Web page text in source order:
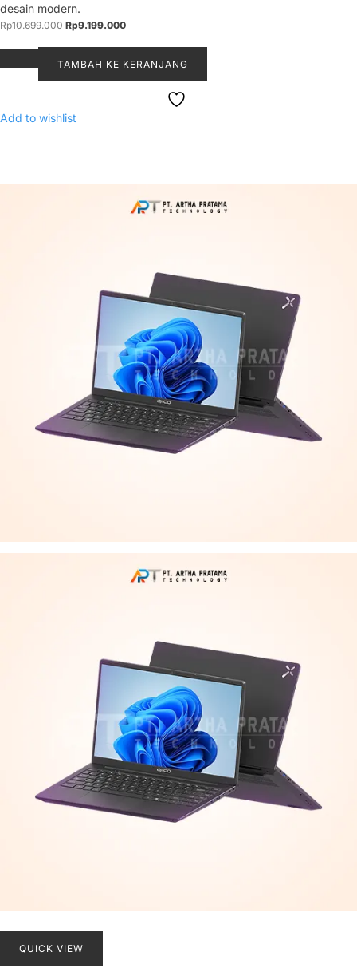
desain modern.
Rp10.699.000 Harga
Rp10.699.000.
Rp9.199.000Harga
adalah:
Rp9.199.000.
TAMBAH KE KERANJANG
Add to wishlist
QUICK VIEW